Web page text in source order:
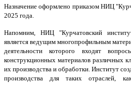
Назначение оформлено приказом НИЦ
2025 года.
Напомним, НИЦ "Курчатовский
является ведущим многопрофильным
деятельности которого входят
конструкционных материалов различных
их производства и обработки. Институт
производства для таких отраслей,